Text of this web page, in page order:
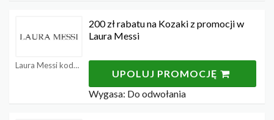
Laura Messi kody rabatowe
200 zł rabatu na Kozaki z promocji w
Laura Messi
UPOLUJ PROMOCJĘ
Wygasa: Do odwołania